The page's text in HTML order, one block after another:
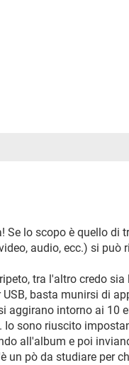
Se lo scopo è quello di
audio, ecc.) si può
tra l'altro credo
basta munirsi di
aggirano intorno ai 10
sono riuscito
all'album e poi
un pò da studiare per